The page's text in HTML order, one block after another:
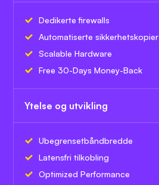
Dedikerte firewalls
Automatiserte sikkerhetskopier
Scalable Hardware
Free 30-Days Money-Back
Ytelse og utvikling
Ubegrensetbåndbredde
Latensfri tilkobling
Optimized Performance